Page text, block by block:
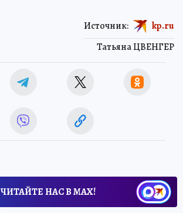
Татьяна ЦВЕНГЕР
Источник: kp.ru
ЧИТАЙТЕ НАС В МАХ!